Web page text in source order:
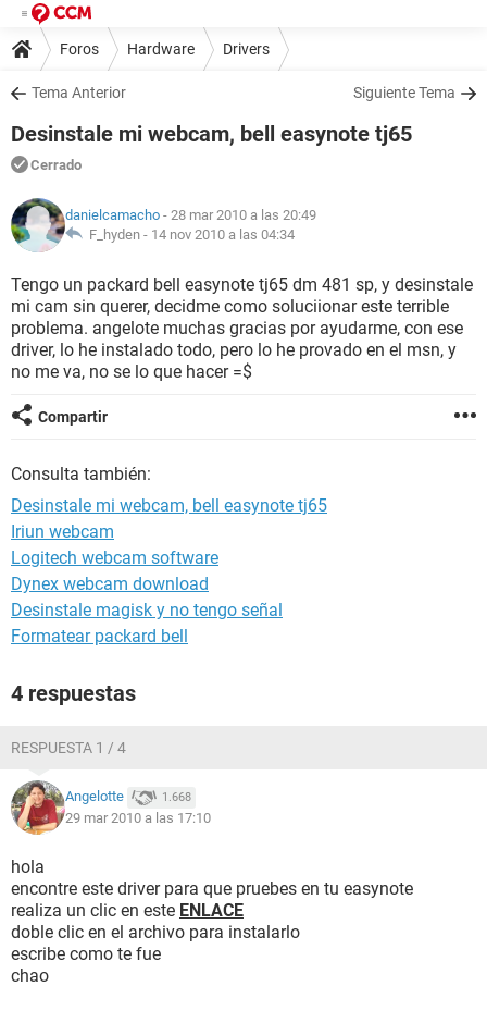
Foros Hardware Drivers
Tema Anterior Siguiente Tema
Desinstale mi webcam, bell easynote tj65
Cerrado
danielcamacho - 28 mar 2010 a las 20:49
F_hyden - 14 nov 2010 a las 04:34
Tengo un packard bell easynote tj65 dm 481 sp, y desinstale
mi cam sin querer, decidme como soluciionar este terrible
problema. angelote muchas gracias por ayudarme, con ese
driver, lo he instalado todo, pero lo he provado en el msn, y
no me va, no se lo que hacer =$
Compartir
Consulta también:
Desinstale mi webcam, bell easynote tj65
Iriun webcam
Logitech webcam software
Dynex webcam download
Desinstale magisk y no tengo señal
Formatear packard bell
4 respuestas
RESPUESTA 1 / 4
Angelotte 1.668
29 mar 2010 a las 17:10
hola
encontre este driver para que pruebes en tu easynote
realiza un clic en este ENLACE
doble clic en el archivo para instalarlo
escribe como te fue
chao